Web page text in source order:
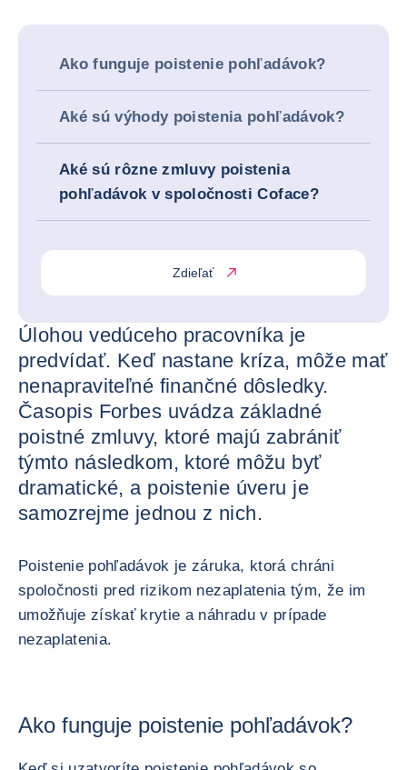
Ako funguje poistenie pohľadávok?
Aké sú výhody poistenia pohľadávok?
Aké sú rôzne zmluvy poistenia
pohľadávok v spoločnosti Coface?
Zdieľať
Úlohou vedúceho pracovníka je
predvídať. Keď nastane kríza, môže mať
nenapraviteľné finančné dôsledky.
Časopis Forbes uvádza základné
poistné zmluvy, ktoré majú zabrániť
týmto následkom, ktoré môžu byť
dramatické, a poistenie úveru je
samozrejme jednou z nich.
Poistenie pohľadávok je záruka, ktorá chráni
spoločnosti pred rizikom nezaplatenia tým, že im
umožňuje získať krytie a náhradu v prípade
nezaplatenia.
Ako funguje poistenie pohľadávok?